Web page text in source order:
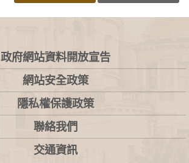
政府網站資料開放宣告
網站安全政策
隱私權保護政策
聯絡我們
交通資訊